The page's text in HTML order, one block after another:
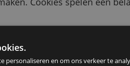
wordt gestuurd
zoals uw
u maken. Cookies